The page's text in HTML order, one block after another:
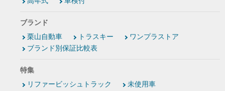
ブランド
栗山自動車
トラスキー
ワンプラストア
ブランド別保証比較表
特集
リファービッシュトラック
未使用車